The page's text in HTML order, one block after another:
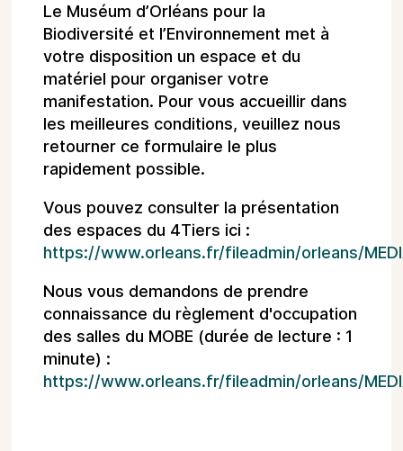
Le Muséum d’Orléans pour la
Biodiversité et l’Environnement met à
votre disposition un espace et du
matériel pour organiser votre
manifestation. Pour vous accueillir dans
les meilleures conditions, veuillez nous
retourner ce formulaire le plus
rapidement possible.
Vous pouvez consulter la présentation
des espaces du 4Tiers ici :
https://www.orleans.fr/fileadmin/orleans/
Nous vous demandons de prendre
connaissance du règlement d'occupation
des salles du MOBE (durée de lecture : 1
minute) :
https://www.orleans.fr/fileadmin/orleans/